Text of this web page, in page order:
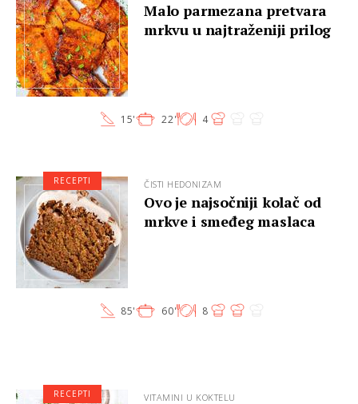
Malo parmezana pretvara
mrkvu u najtraženiji prilog
15' 22' 4
ČISTI HEDONIZAM
Ovo je najsočniji kolač od
mrkve i smeđeg maslaca
85' 60' 8
RECEPTI
VITAMINI U KOKTELU
RECEPTI